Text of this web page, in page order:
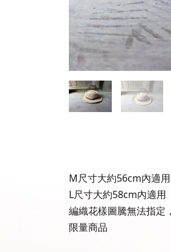
M尺寸大約56cm內適用
L尺寸大約58cm內適用
編織花樣圖騰無法指定
限量商品